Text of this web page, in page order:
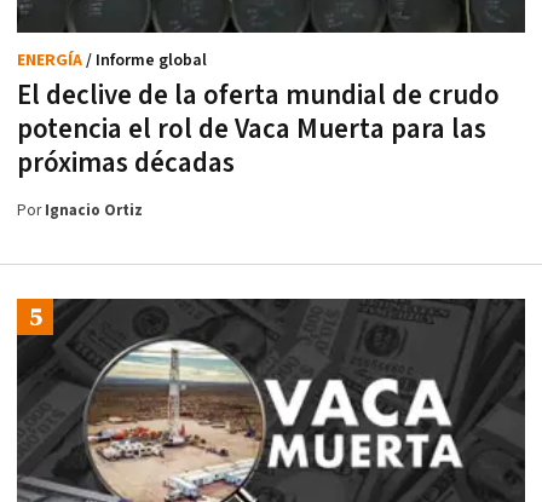
El declive de la oferta mundial de crudo
potencia el rol de Vaca Muerta para las
próximas décadas
ENERGÍA/ Informe global
PorIgnacio Ortiz